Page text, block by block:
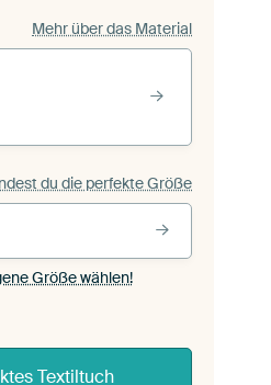
Mehr über das Material
du die perfekte Größe
Größe wählen!
Textiltuch